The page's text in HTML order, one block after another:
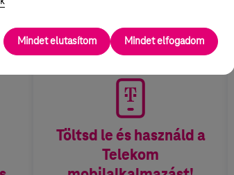
Töltsd le és használd a
Telekom
Mindet elutasítom Mindet elfogadom